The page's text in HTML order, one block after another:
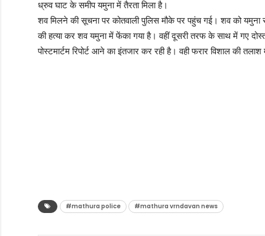
ध्रुव घाट के समीप यमुना में तैरता मिला है।
शव मिलने की सूचना पर कोतवाली पुलिस मौके पर पहुंच गई। शव को यमुना
की हत्या कर शव यमुना में फेंका गया है। वहीं दूसरी तरफ के साथ में गए
पोस्टमार्टम रिपोर्ट आने का इंतजार कर रही है। वही फरार विशाल की
#mathura police #mathura vrndavan news